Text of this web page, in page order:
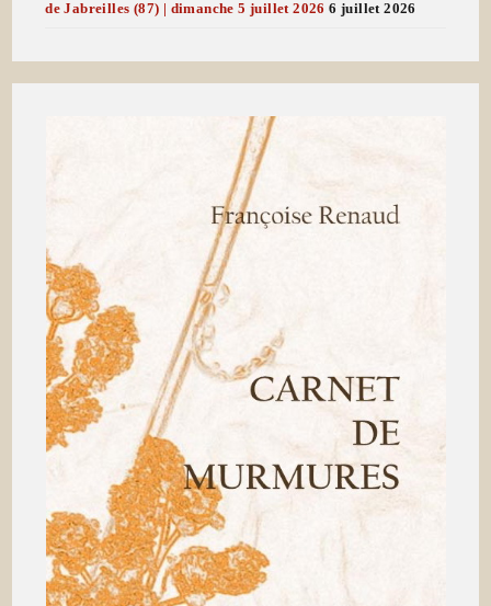
de Jabreilles (87) | dimanche 5 juillet 2026 6 juillet 2026